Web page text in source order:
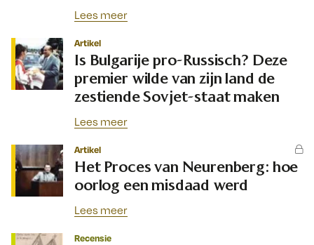
Lees meer
Artikel
Is Bulgarije pro-Russisch? Deze
premier wilde van zijn land de
zestiende Sovjet-staat maken
Lees meer
Artikel
Het Proces van Neurenberg: hoe
oorlog een misdaad werd
Lees meer
Recensie